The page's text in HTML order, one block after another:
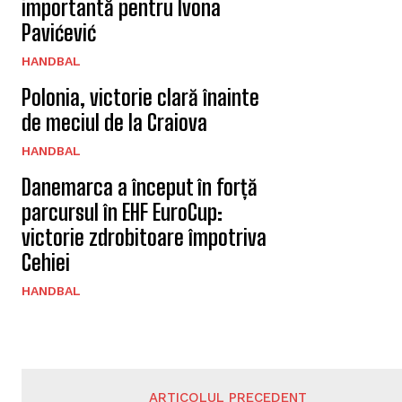
importantă pentru Ivona
Pavićević
HANDBAL
Polonia, victorie clară înainte
de meciul de la Craiova
HANDBAL
Danemarca a început în forță
parcursul în EHF EuroCup:
victorie zdrobitoare împotriva
Cehiei
HANDBAL
ARTICOLUL PRECEDENT